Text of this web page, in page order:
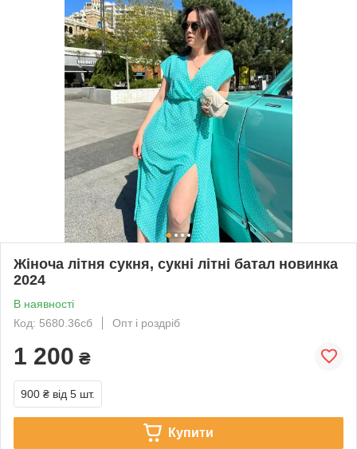
Жіноча літня сукня, сукні літні батал новинка
2024
В наявності
Код: 5680.36сб
Опт і роздріб
1 200 ₴
900 ₴ від 5 шт.
Купити